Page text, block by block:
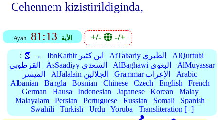
Cehennem kizistirildiginda,
Ayah 81:13 الأية +/- -/+
: 📗 → IbnKathir ابن كثير AtTabariy الطبري
AlQurtubi
القرطوبي
AsSaadiyy السعدي AlBaghawi البغوي
AlMuyassar
الميسر
AlJalalain الجلالين Grammar الإعراب
Arabic
Albanian
Bangla Bosnian Chinese Czech English
French
German
Hausa Indonesian Japanese Korean
Malay
Malayalam
Persian Portuguese Russian Somali
Spanish
Swahili
Turkish Urdu Yoruba Transliteration [+]